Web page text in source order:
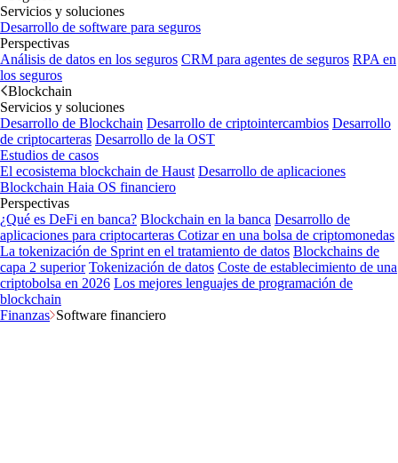
Servicios y soluciones
Desarrollo de software para seguros
Perspectivas
Análisis de datos en los seguros CRM para agentes de seguros RPA en
los seguros
Blockchain
Servicios y soluciones
Desarrollo de Blockchain Desarrollo de criptointercambios Desarrollo
de criptocarteras Desarrollo de la OST
Estudios de casos
El ecosistema blockchain de Haust Desarrollo de aplicaciones
Blockchain Haia OS financiero
Perspectivas
¿Qué es DeFi en banca? Blockchain en la banca Desarrollo de
aplicaciones para criptocarteras Cotizar en una bolsa de criptomonedas
La tokenización de Sprint en el tratamiento de datos Blockchains de
capa 2 superior Tokenización de datos Coste de establecimiento de una
criptobolsa en 2026 Los mejores lenguajes de programación de
blockchain
Finanzas Software financiero